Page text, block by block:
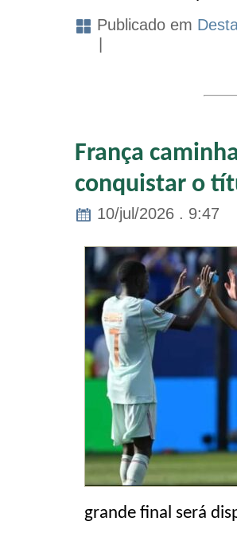
Publicado em
|
França
conquistar o
10/jul/2026 . 9:47
grande final será